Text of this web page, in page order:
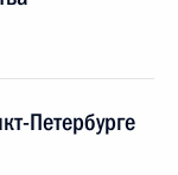
Петербурге